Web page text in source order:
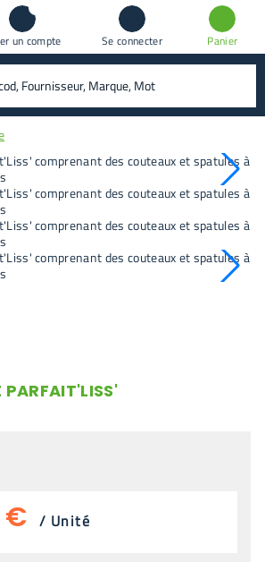
un compte Se connecter Panier
PARFAIT'LISS'
€ / Unité